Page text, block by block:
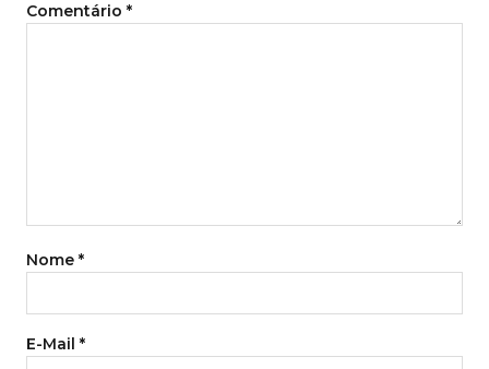
Comentário *
Nome *
E-Mail *